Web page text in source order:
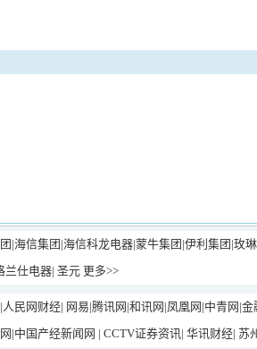
|海信集团 |海信科龙电器|蒙牛集团|伊利集团 |玫
兰仕电器| 圣元 更多>>
|人民网财经| 网易|腾讯网 |和讯网 |凤凰网 |中青网 |金
|中国产经新闻网 | CCTV证券资讯| 华讯财经| 苏